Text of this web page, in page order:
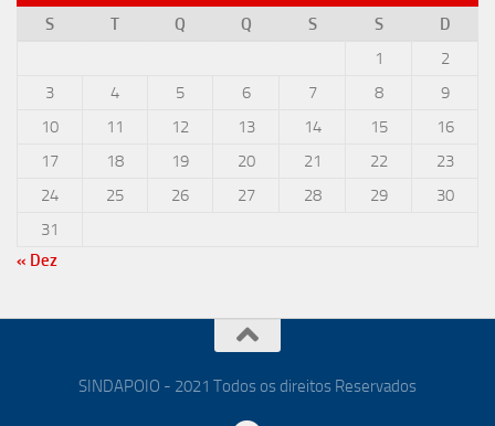
S
T Q Q S S
D
1
2
3
4 5 6 7 8
9
10
11 12 13 14 15
16
17
18 19 20 21 22
23
24
25 26 27 28 29
30
31
« Dez
SINDAPOIO - 2021 Todos os direitos Reservados